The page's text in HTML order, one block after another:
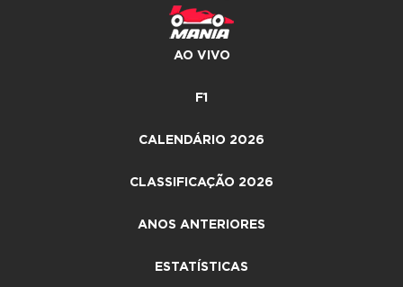
AO VIVO
F1
CALENDÁRIO 2026
CLASSIFICAÇÃO 2026
ANOS ANTERIORES
ESTATÍSTICAS